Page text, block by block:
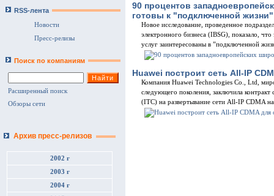
RSS-лента
Новости
Пресс-релизы
Поиск по компаниям
Расширенный поиск
Обзоры сети
Архив пресс-релизов
2002 г
2003 г
2004 г
90 процентов
готовы к "подключенной жизни"
Новое исследование, проведенное
электронного бизнеса (IBSG), показало,
услуг заинтересованы в ”подключенной
Huawei построит сеть All-IP
Компания Huawei Technologies Co., Ltd,
следующего поколения, заключила
(ITC) на развертывание сети All-IP CDMA